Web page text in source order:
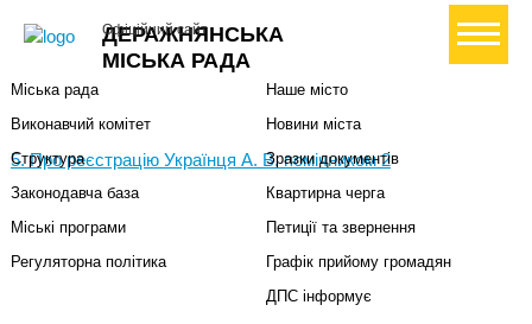
ДЕРАЖНЯНСЬКА
МІСЬКА РАДА
Офіційний сайт+ Створити петицію
5. Про реєстрацію Українця А. В. помічником 2
Міський голова
Міська рада
Виконавчий комітет
Структура
Законодавча база
Міські програми
Регуляторна політика
Наше місто
Новини міста
Зразки документів
Квартирна черга
Петиції та звернення
Графік прийому громадян
ДПС інформує